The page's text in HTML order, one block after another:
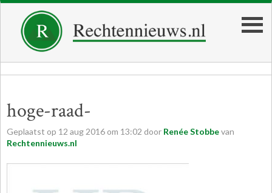
hoge-raad-
Geplaatst op 12 aug 2016 om 13:02 door Renée Stobbevan
Rechtennieuws.nl